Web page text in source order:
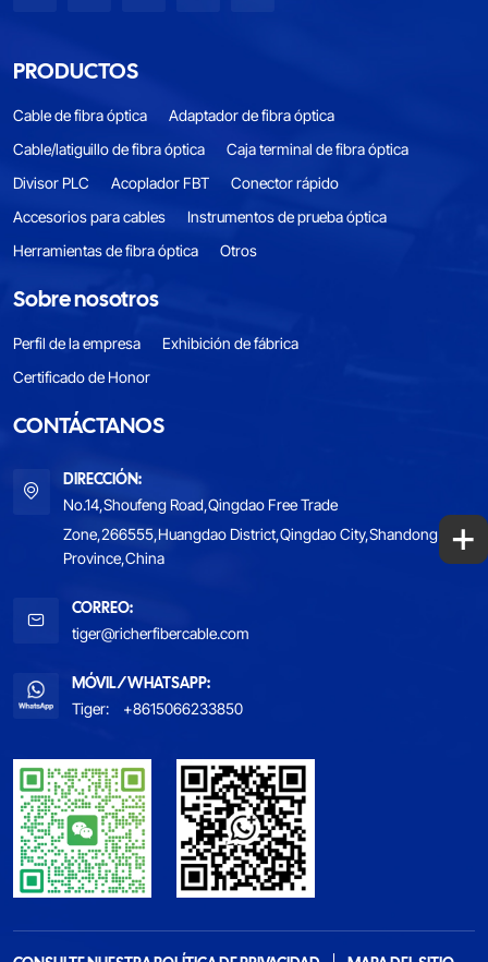
PRODUCTOS
Cable de fibra óptica
Adaptador de fibra óptica
Cable/latiguillo de fibra óptica
Caja terminal de fibra óptica
Divisor PLC
Acoplador FBT
Conector rápido
Accesorios para cables
Instrumentos de prueba óptica
Herramientas de fibra óptica
Otros
Sobre nosotros
Perfil de la empresa
Exhibición de fábrica
Certificado de Honor
CONTÁCTANOS
DIRECCIÓN:
No.14,Shoufeng Road,Qingdao Free Trade
Zone,266555,Huangdao District,Qingdao City,Shandong
Province,China
CORREO:
tiger@richerfibercable.com
MÓVIL/WHATSAPP:
Tiger:
+8615066233850
+